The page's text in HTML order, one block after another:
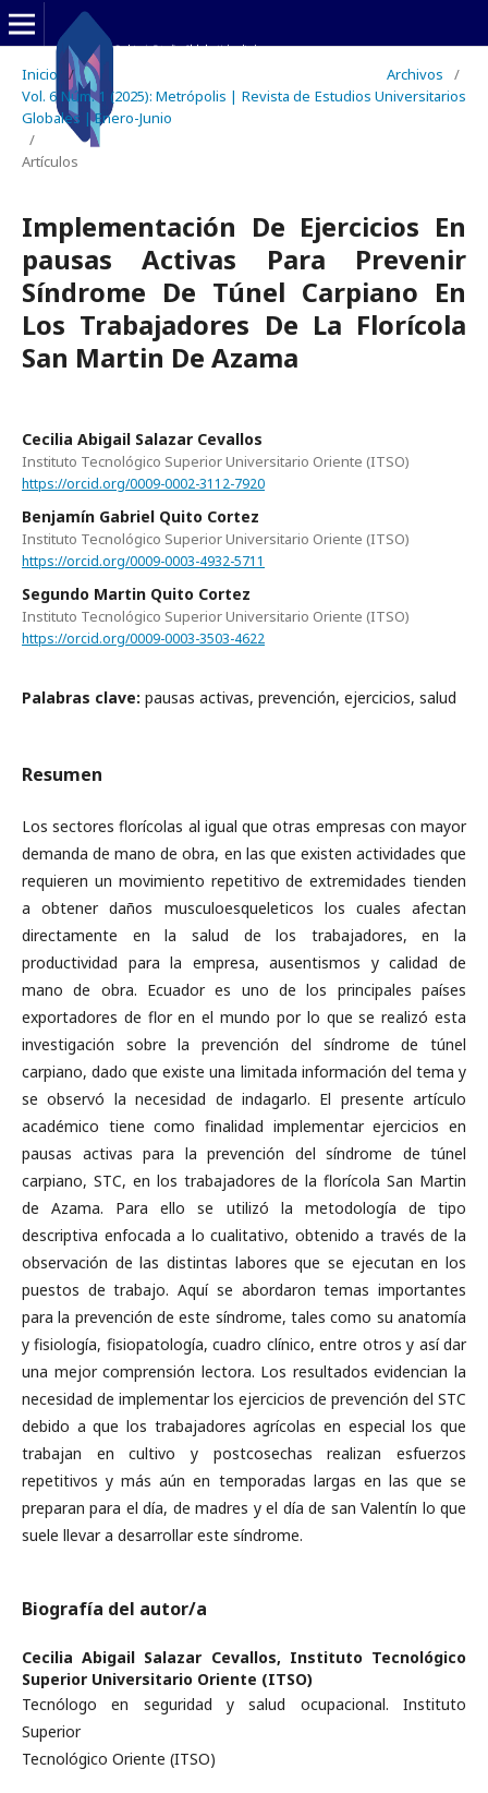
Inicio / Archivos
/
Vol. 6 Núm. 1 (2025): Metrópolis | Revista de Estudios Universitarios
Globales | Enero-Junio
/
Artículos
Implementación De Ejercicios En
pausas Activas Para Prevenir
Síndrome De Túnel Carpiano En
Los Trabajadores De La Florícola
San Martin De Azama
Cecilia Abigail Salazar Cevallos
Instituto Tecnológico Superior Universitario Oriente (ITSO)
https://orcid.org/0009-0002-3112-7920
Benjamín Gabriel Quito Cortez
Instituto Tecnológico Superior Universitario Oriente (ITSO)
https://orcid.org/0009-0003-4932-5711
Segundo Martin Quito Cortez
Instituto Tecnológico Superior Universitario Oriente (ITSO)
https://orcid.org/0009-0003-3503-4622
Palabras clave: pausas activas, prevención, ejercicios, salud
Resumen
Los sectores florícolas al igual que otras empresas con mayor
demanda de mano de obra, en las que existen actividades que
requieren un movimiento repetitivo de extremidades tienden
a obtener daños musculoesqueleticos los cuales afectan
directamente en la salud de los trabajadores, en la
productividad para la empresa, ausentismos y calidad de
mano de obra. Ecuador es uno de los principales países
exportadores de flor en el mundo por lo que se realizó esta
investigación sobre la prevención del síndrome de túnel
carpiano, dado que existe una limitada información del tema y
se observó la necesidad de indagarlo. El presente artículo
académico tiene como finalidad implementar ejercicios en
pausas activas para la prevención del síndrome de túnel
carpiano, STC, en los trabajadores de la florícola San Martin
de Azama. Para ello se utilizó la metodología de tipo
descriptiva enfocada a lo cualitativo, obtenido a través de la
observación de las distintas labores que se ejecutan en los
puestos de trabajo. Aquí se abordaron temas importantes
para la prevención de este síndrome, tales como su anatomía
y fisiología, fisiopatología, cuadro clínico, entre otros y así dar
una mejor comprensión lectora. Los resultados evidencian la
necesidad de implementar los ejercicios de prevención del STC
debido a que los trabajadores agrícolas en especial los que
trabajan en cultivo y postcosechas realizan esfuerzos
repetitivos y más aún en temporadas largas en las que se
preparan para el día, de madres y el día de san Valentín lo que
suele llevar a desarrollar este síndrome.
Biografía del autor/a
Cecilia Abigail Salazar Cevallos, Instituto Tecnológico
Superior Universitario Oriente (ITSO)
Tecnólogo en seguridad y salud ocupacional. Instituto
Superior
Tecnológico Oriente (ITSO)